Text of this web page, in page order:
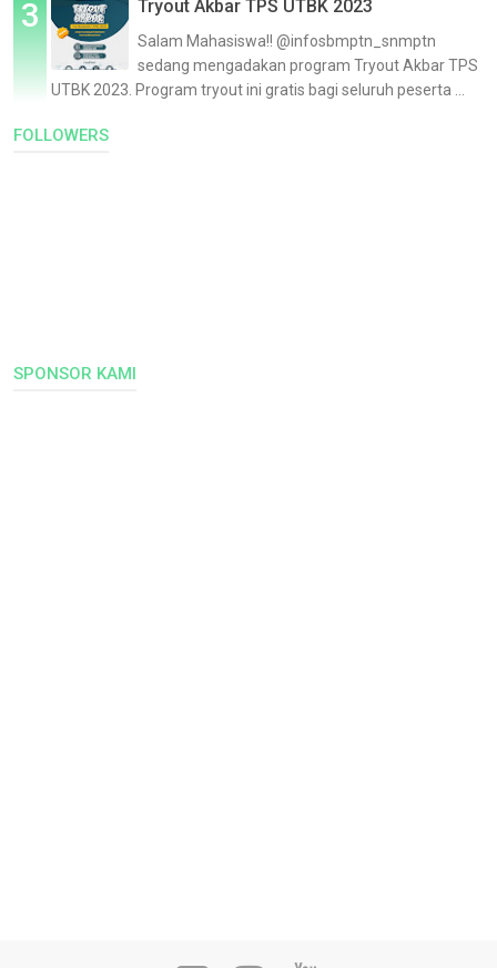
Tryout Akbar TPS UTBK 2023
Salam Mahasiswa!! @infosbmptn_snmptn
sedang mengadakan program Tryout Akbar TPS
UTBK 2023. Program tryout ini gratis bagi seluruh peserta ...
FOLLOWERS
SPONSOR KAMI